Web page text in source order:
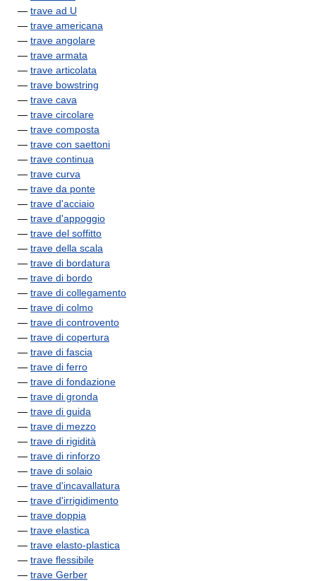
— trave ad U
— trave americana
— trave angolare
— trave armata
— trave articolata
— trave bowstring
— trave cava
— trave circolare
— trave composta
— trave con saettoni
— trave continua
— trave curva
— trave da ponte
— trave d'acciaio
— trave d'appoggio
— trave del soffitto
— trave della scala
— trave di bordatura
— trave di bordo
— trave di collegamento
— trave di colmo
— trave di controvento
— trave di copertura
— trave di fascia
— trave di ferro
— trave di fondazione
— trave di gronda
— trave di guida
— trave di mezzo
— trave di rigidità
— trave di rinforzo
— trave di solaio
— trave d'incavallatura
— trave d'irrigidimento
— trave doppia
— trave elastica
— trave elasto-plastica
— trave flessibile
— trave Gerber